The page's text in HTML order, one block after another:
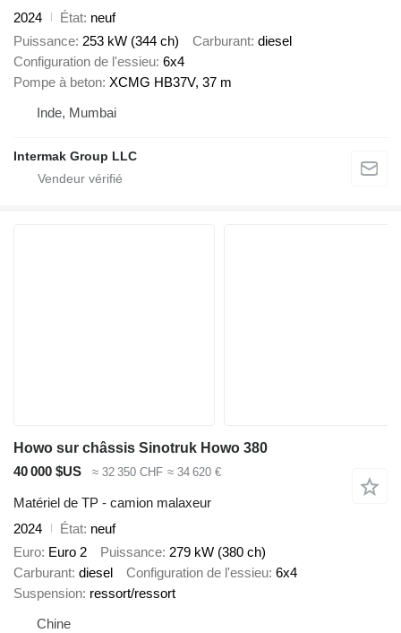
2024
État neuf
Puissance 253 kW (344 ch) Carburant diesel
Configuration de l'essieu 6x4
Pompe à beton XCMG HB37V, 37 m
Inde, Mumbai
Intermak Group LLC
Howo sur châssis Sinotruk Howo 380
40 000 $US
≈ 32 350 CHF ≈ 34 620 €
Matériel de TP - camion malaxeur
2024
État neuf
Euro Euro 2 Puissance 279 kW (380 ch)
Carburant diesel Configuration de l'essieu 6x4
Suspension ressort/ressort
Chine